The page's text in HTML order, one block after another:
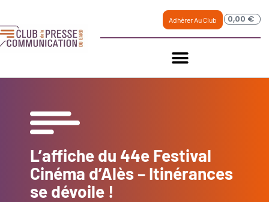
Adhérer Au Club 0,00 €
L’affiche du 44e Festival
Cinéma d’Alès – Itinérances
se dévoile !